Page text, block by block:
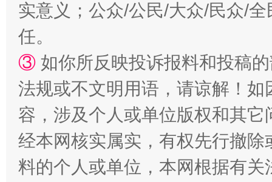
“蜀中异人”王建安的艺术幻境
实意义；公众/公民/大众/民众/
任。
③ 如你所反映投诉报料和投稿
法规或不文明用语，请谅解！
容，涉及个人或单位版权和其它
经本网核实属实，有权先行撤
料的个人或单位，本网根据有